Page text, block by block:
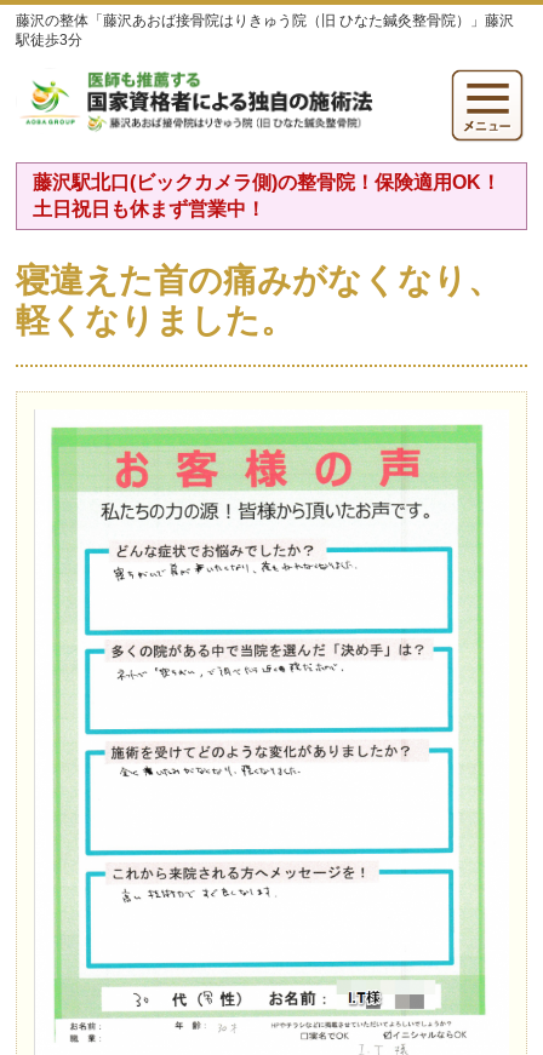
藤沢の整体「藤沢あおば接骨院はりきゅう院（旧 ひなた鍼灸整骨院）」藤沢
駅徒歩3分
藤沢駅北口(ビックカメラ側)の整骨院！保険適用OK！
土日祝日も休まず営業中！
寝違えた首の痛みがなくなり、
軽くなりました。